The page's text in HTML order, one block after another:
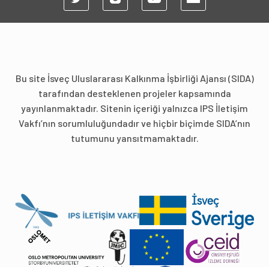
Bu site İsveç Uluslararası Kalkınma İşbirliği Ajansı (SIDA)
tarafından desteklenen projeler kapsamında
yayınlanmaktadır. Sitenin içeriği yalnızca IPS İletişim
Vakfı’nın sorumluluğundadır ve hiçbir biçimde SIDA’nın
tutumunu yansıtmamaktadır.